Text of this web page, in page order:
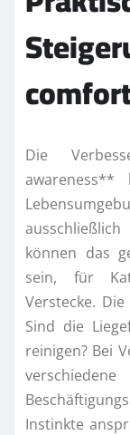
Die
können das
sein, für
Verstecke.
Sind die
reinigen? Bei
Instinkte